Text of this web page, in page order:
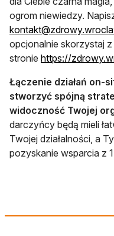
ogrom niewiedzy.
opcjonalnie skorzystaj
stronie https://
Łączenie działań on-
stworzyć spójną
widoczność Twojej
darczyńcy będą mieli
Twojej działalności, a
pozyskanie wsparcia z